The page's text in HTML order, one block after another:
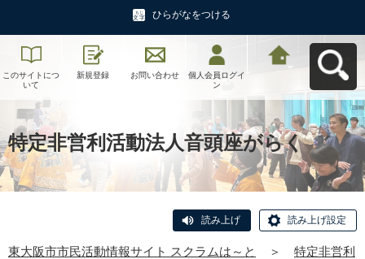
ひらがなをつける
このサイトにつ
いて
新規登録 お問い合わせ
個人会員ログイ
ン
クラムは～とへ
特定非営利活動法人音頭座がらく
読み上げ 読み上げ設定
東大阪市市民活動情報サイト スクラムは～と ＞
特定非営利